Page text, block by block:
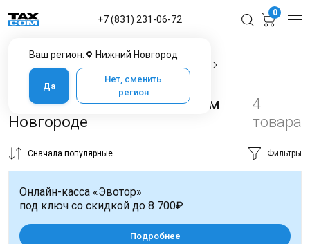
Ваш регион: Нижний Новгород
Да
Нет, сменить
регион
+7 (831) 231-06-72
0
Терминалы для эквайринга
Castles Technology
Castles Technology в Нижнем
Новгороде
4
товара
Сначала популярные Фильтры
Онлайн-касса «Эвотор»
под ключ со скидкой до 8 700₽
Подробнее